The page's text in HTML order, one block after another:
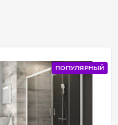
ПОПУЛЯРНЫЙ